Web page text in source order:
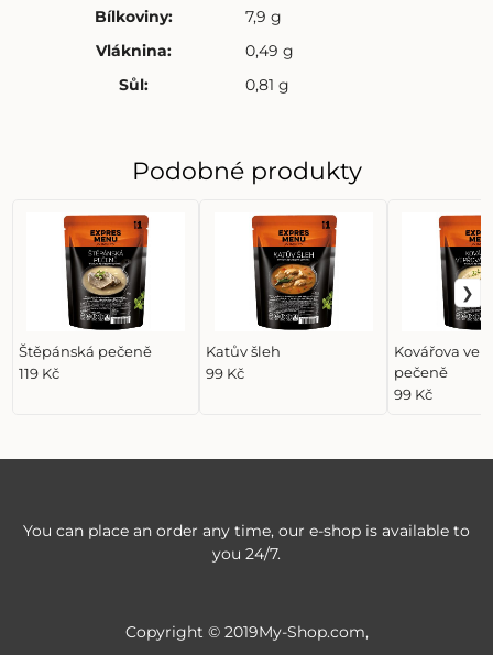
Bílkoviny:
7,9 g
Vláknina:
0,49 g
Sůl: 0,81 g
Podobné produkty
Štěpánská pečeně
119 Kč
Katův šleh
99 Kč
Kovářova
pečeně
99 Kč
You can place an order any time, our e-shop is available to
you 24/7.
Copyright © 2019My-Shop.com,